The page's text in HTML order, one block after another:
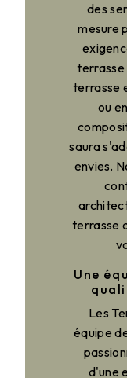
des
mesure
terrasse
terrasse
ou
saura
envies.
terrasse
Une
Les
équipe
d'une